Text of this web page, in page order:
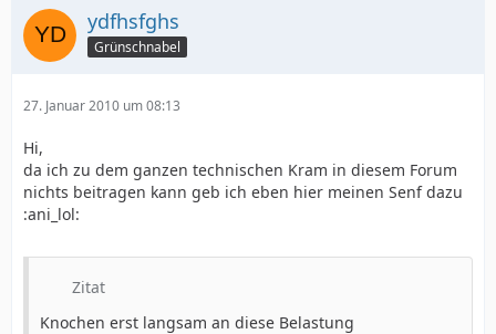
ydfhsfghs
Grünschnabel
27. Januar 2010 um 08:13
Hi,
da ich zu dem ganzen technischen Kram in diesem Forum
nichts beitragen kann geb ich eben hier meinen Senf dazu
:ani_lol:
Zitat
Knochen erst langsam an diese Belastung